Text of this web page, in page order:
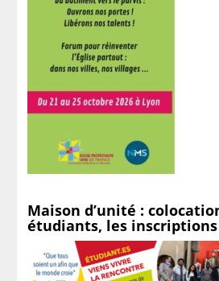
Maison d’unité :
étudiants, les